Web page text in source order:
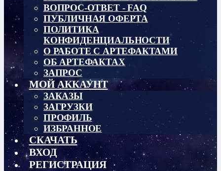
ВОПРОС-ОТВЕТ - FAQ
ПУБЛИЧНАЯ ОФЕРТА
ПОЛИТИКА
КОНФИДЕНЦИАЛЬНОСТИ
О РАБОТЕ С АРТЕФАКТАМИ
ОБ АРТЕФАКТАХ
ЗАПРОС
МОЙ АККАУНТ
ЗАКАЗЫ
ЗАГРУЗКИ
ПРОФИЛЬ
ИЗБРАННОЕ
СКАЧАТЬ
ВХОД
РЕГИСТРАЦИЯ